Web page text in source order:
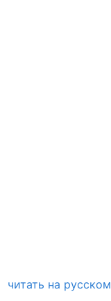
читать на русском